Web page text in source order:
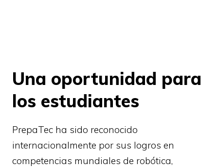
Una oportunidad para
los estudiantes
PrepaTec ha sido reconocido
internacionalmente por sus logros en
competencias mundiales de robótica,